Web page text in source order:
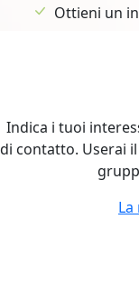
Ottieni un
Indica i tuoi
di contatto. Userai